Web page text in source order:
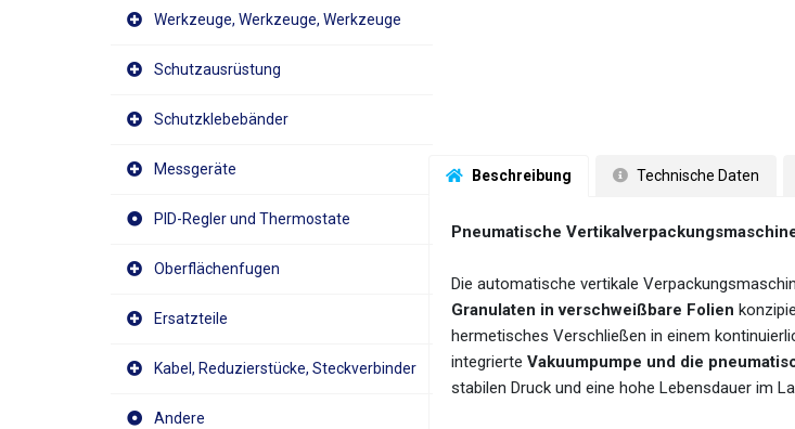
Werkzeuge, Werkzeuge, Werkzeuge
Schutzausrüstung
Schutzklebebänder
Messgeräte
PID-Regler und Thermostate
Oberflächenfugen
Ersatzteile
Kabel, Reduzierstücke, Steckverbinder
Andere
Beschreibung Technische Daten
Pneumatische
Die automatische vertikale
Granulaten in verschweißbare Folien
hermetisches Verschließen in einem
integrierte Vakuumpumpe und die
stabilen Druck und eine hohe Lebensdauer im